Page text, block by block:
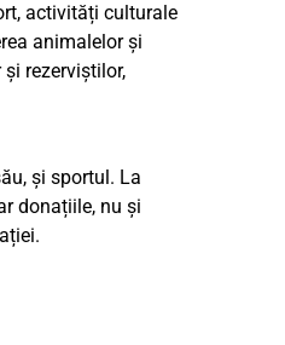
activități culturale
animalelor și
rezerviștilor,
și sportul. La
donațiile, nu și